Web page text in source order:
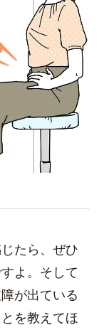
たら、ぜひ
よ。そして
が出ている
を教えてほ